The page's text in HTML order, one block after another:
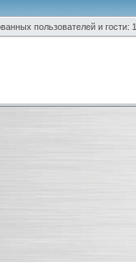
пользователей и гости: 1